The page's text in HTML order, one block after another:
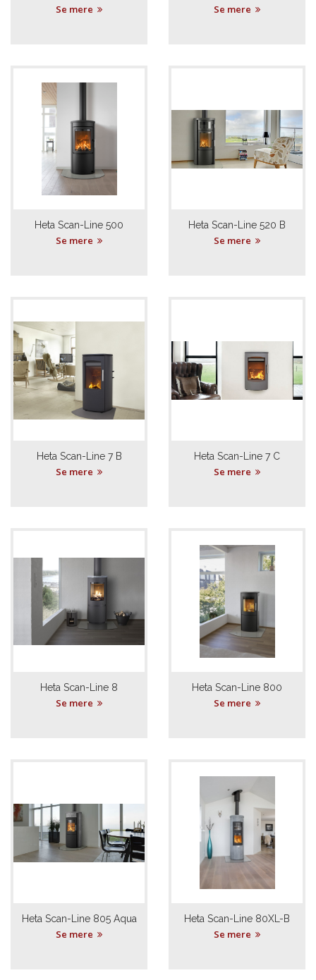
Se mere Se mere
Heta Scan-Line 500
Se mere
Heta Scan-Line 520 B
Se mere
Heta Scan-Line 7 B
Se mere
Heta Scan-Line 7 C
Se mere
Heta Scan-Line 8
Se mere
Heta Scan-Line 800
Se mere
Heta Scan-Line 805 Aqua
Se mere
Heta Scan-Line 80XL-B
Se mere